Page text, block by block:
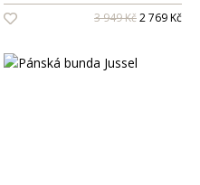
3 949 Kč2 769 Kč